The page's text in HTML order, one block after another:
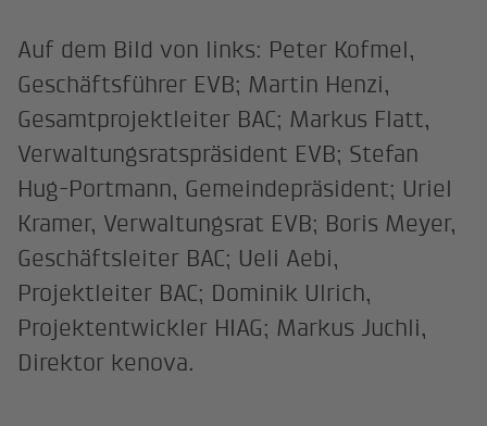
Auf dem Bild von links: Peter Kofmel,
Geschäftsführer EVB; Martin Henzi,
Gesamtprojektleiter BAC; Markus Flatt,
Verwaltungsratspräsident EVB; Stefan
Hug-Portmann, Gemeindepräsident; Uriel
Kramer, Verwaltungsrat EVB; Boris Meyer,
Geschäftsleiter BAC; Ueli Aebi,
Projektleiter BAC; Dominik Ulrich,
Projektentwickler HIAG; Markus Juchli,
Direktor kenova.